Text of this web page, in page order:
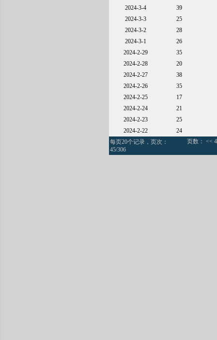
2024-3-4
39
2024-3-3
25
2024-3-2
28
2024-3-1
26
2024-2-29
35
2024-2-28
20
2024-2-27
38
2024-2-26
35
2024-2-25
17
2024-2-24
21
2024-2-23
25
2024-2-22
24
每页20个记录，页次：
45/306
页数： <<